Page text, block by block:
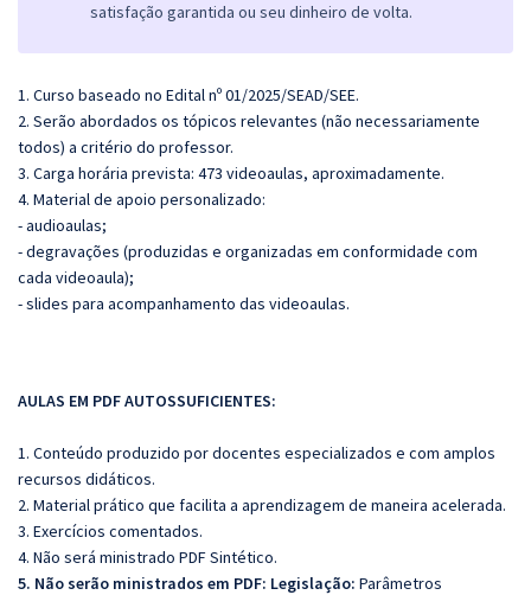
satisfação garantida ou seu dinheiro de volta.
1. Curso baseado no Edital nº 01/2025/SEAD/SEE.
2. Serão abordados os tópicos relevantes (não necessariamente
todos) a critério do professor.
3. Carga horária prevista: 473 videoaulas, aproximadamente.
4. Material de apoio personalizado:
- audioaulas;
- degravações (produzidas e organizadas em conformidade com
cada videoaula);
- slides para acompanhamento das videoaulas.
AULAS EM PDF AUTOSSUFICIENTES:
1. Conteúdo produzido por docentes especializados e com amplos
recursos didáticos.
2. Material prático que facilita a aprendizagem de maneira acelerada.
3. Exercícios comentados.
4. Não será ministrado PDF Sintético.
5. Não serão ministrados em PDF: Legislação: Parâmetros